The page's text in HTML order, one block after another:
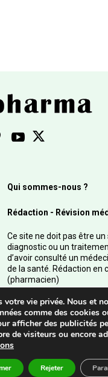
Qui sommes-nous ?
Rédaction - Révision
Ce site ne doit pas être
diagnostic ou un
d’avoir consulté un
de la santé. Rédaction en
(pharmacien)
© 2003 - 2026
réservés / Crédits photos
Pharmanetis Sàrl
Mentions légales
votre vie privée. Nous et
comme des cookies
afficher des publicités
de visiteurs ou encore
Rejeter